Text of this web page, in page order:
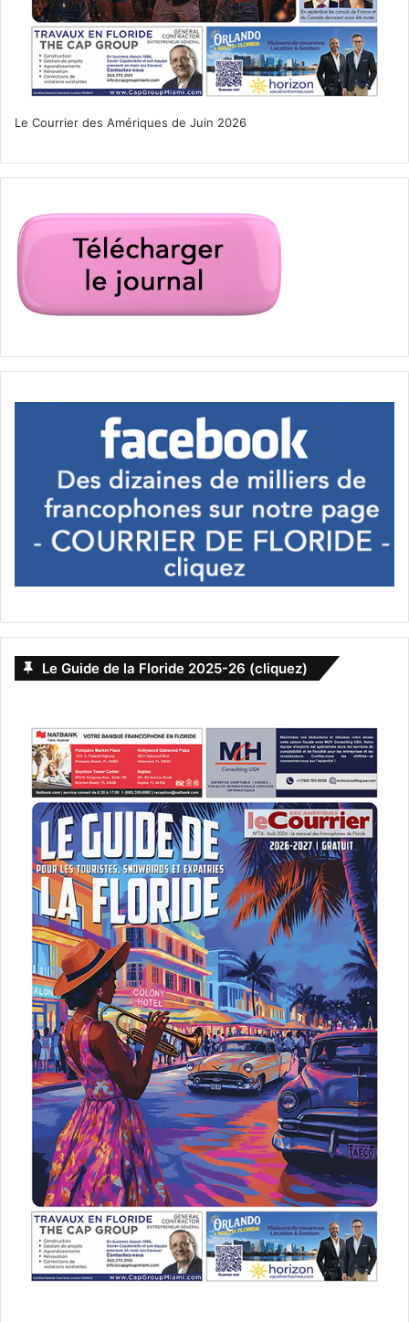
Le Courrier des Amériques de Juin 2026
Le Guide de la Floride 2025-26 (cliquez)